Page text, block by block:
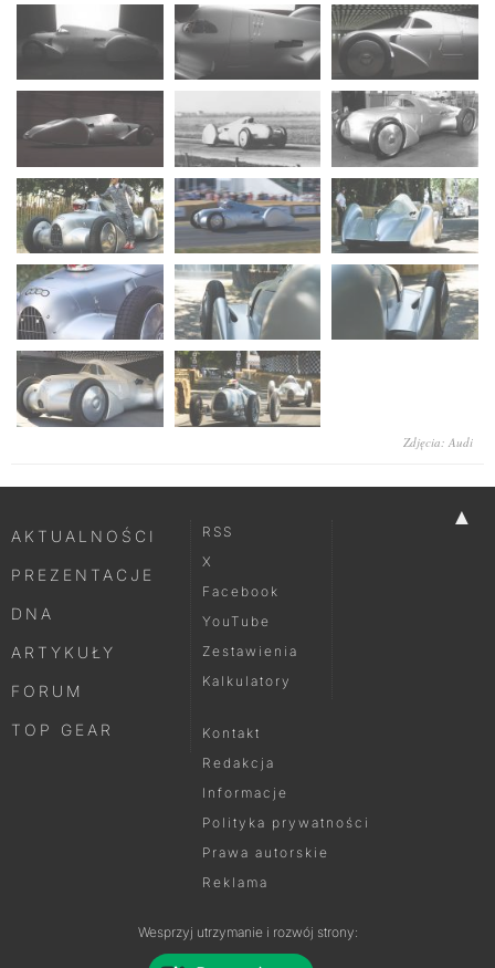
Zdjęcia: Audi
▲
AKTUALNOŚCI
PREZENTACJE
DNA
ARTYKUŁY
FORUM
TOP GEAR
RSS
X
Facebook
YouTube
Zestawienia
Kalkulatory
Kontakt
Redakcja
Informacje
Polityka prywatności
Prawa autorskie
Reklama
Wesprzyj utrzymanie i rozwój strony: